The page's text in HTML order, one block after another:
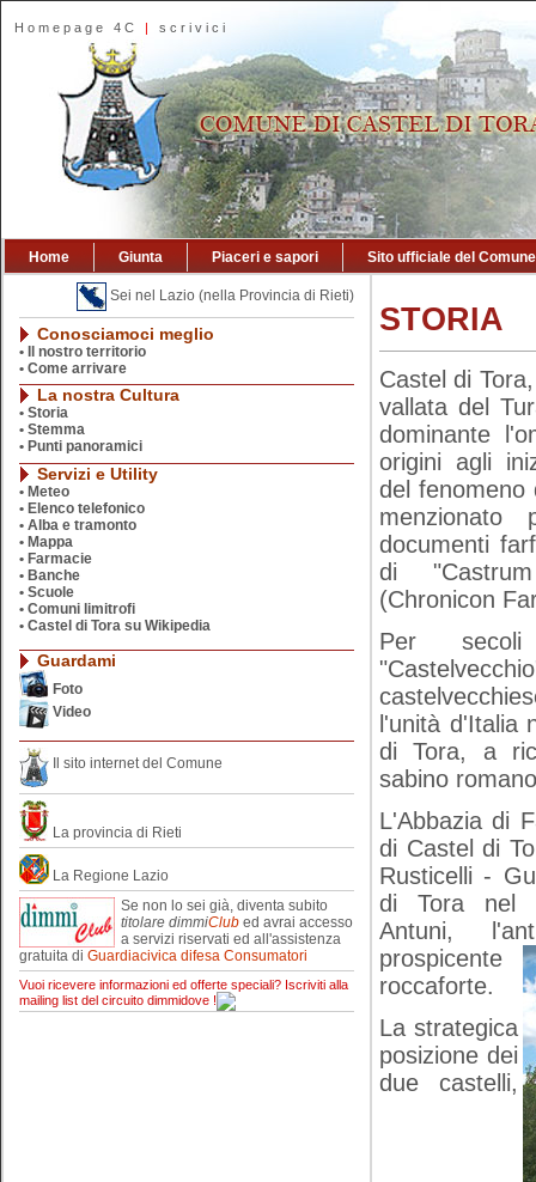
Homepage 4C | scrivici
Home Giunta Piaceri e sapori Sito ufficiale del Comune
Sei nel Lazio (nella Provincia di Rieti)
Conosciamoci meglio
•
Il nostro territorio
• Come arrivare
La nostra Cultura
• Storia
• Stemma
• Punti panoramici
Servizi e Utility
• Meteo
• Elenco telefonico
• Alba e tramonto
• Mappa
• Farmacie
• Banche
• Scuole
• Comuni limitrofi
• Castel di Tora su Wikipedia
Guardami
Foto
Video
Il sito internet del Comune
La provincia di Rieti
La Regione Lazio
Se non lo sei già, diventa subito
titolare dimmiClub ed avrai accesso
a servizi riservati ed all'assistenza
gratuita di Guardiacivica difesa Consumatori
Vuoi ricevere informazioni ed offerte speciali? Iscriviti alla
mailing list del circuito dimmidove !
STORIA
Castel di
vallata del
dominante
origini agli
del fenomeno
documenti
di
(Chronicon
Per
l'unità d'Italia
di Tora, a
sabino
L'Abbazia di
di Castel di
Rusticelli -
di Tora nel
Antuni,
prospicente
roccaforte.
La strategica
posizione dei
due castelli,